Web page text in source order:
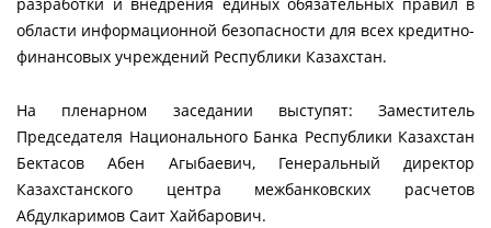
области информационной безопасности для всех кредитно-
финансовых учреждений Республики Казахстан.
На пленарном заседании выступят: Заместитель
Председателя Национального Банка Республики Казахстан
Бектасов Абен Агыбаевич, Генеральный директор
Казахстанского центра межбанковских расчетов
Абдулкаримов Саит Хайбарович.